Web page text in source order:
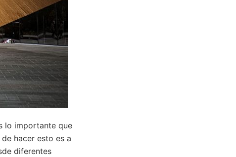
lo importante que
hacer esto es a
diferentes